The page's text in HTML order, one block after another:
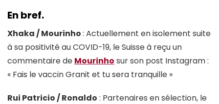
En bref.
Xhaka / Mourinho: Actuellement en isolement suite
à sa positivité au COVID-19, le Suisse à reçu un
commentaire de Mourinho sur son post Instagram :
« Fais le vaccin Granit et tu sera tranquille »
Rui Patricio / Ronaldo : Partenaires en sélection, le